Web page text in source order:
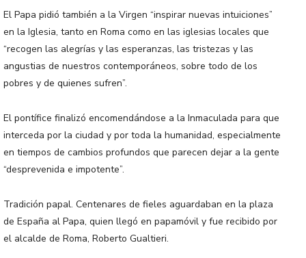
El Papa pidió también a la Virgen “inspirar nuevas intuiciones”
en la Iglesia, tanto en Roma como en las iglesias locales que
“recogen las alegrías y las esperanzas, las tristezas y las
angustias de nuestros contemporáneos, sobre todo de los
pobres y de quienes sufren”.
El pontífice finalizó encomendándose a la Inmaculada para que
interceda por la ciudad y por toda la humanidad, especialmente
en tiempos de cambios profundos que parecen dejar a la gente
“desprevenida e impotente”.
Tradición papal. Centenares de fieles aguardaban en la plaza
de España al Papa, quien llegó en papamóvil y fue recibido por
el alcalde de Roma, Roberto Gualtieri.